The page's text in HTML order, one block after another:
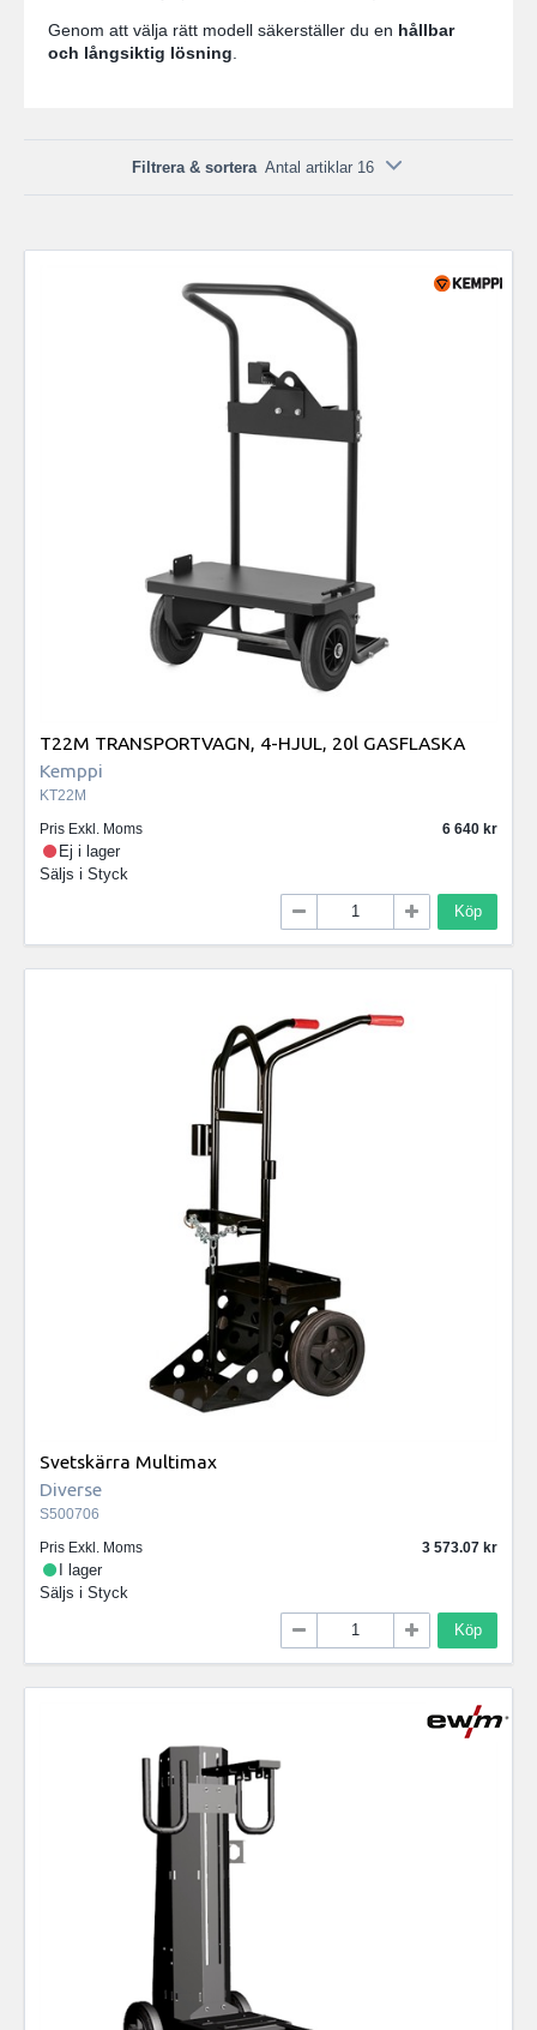
Genom att välja rätt modell säkerställer du en hållbar
och långsiktig lösning
Filtrera & sortera Antal artiklar 16
T22M TRANSPORTVAGN, 4-HJUL, 20l GASFLASKA
Kemppi
KT22M
Pris Exkl. Moms
6 640
Ej i lager
Säljs i Styck
Köp
Svetskärra Multimax
Diverse
S500706
Pris Exkl. Moms
3 573.07
I lager
Säljs i Styck
Köp